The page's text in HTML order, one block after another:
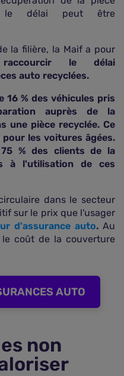
le délai peut être
la filière, la Maif a pour
raccourcir le délai
auto recyclées.
16 % des véhicules pris
auprès de la
une pièce recyclée. Ce
les voitures âgées.
% des clients de la
à l'utilisation de ces
dans le secteur
sur le prix que l'usager
d'assurance auto.Au
coût de la couverture
AUTO
non